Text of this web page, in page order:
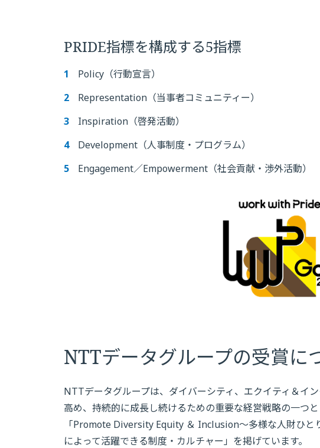
PRIDE指標を構成する5指標
Policy（行動宣言）
Representation（当事者コミュニティー）
Inspiration（啓発活動）
Development（人事制度・プログラム）
Engagement／Empowerment（社会貢献・渉外活動）
NTTデータグループの受賞に
NTTデータグループは、ダイバーシティ、エクイティ＆イ
高め、持続的に成長し続けるための重要な経営戦略の一つ
「Promote Diversity Equity ＆ Inclusion～多様な人財ひと
によって活躍できる制度・カルチャー」を掲げています。